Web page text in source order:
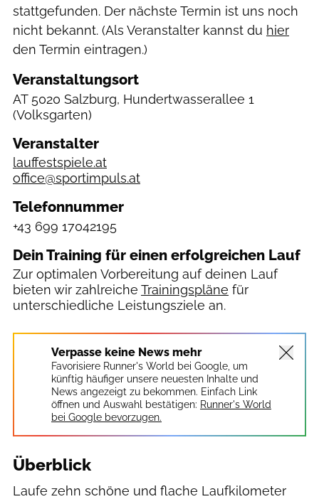
stattgefunden. Der nächste Termin ist uns noch
nicht bekannt. (Als Veranstalter kannst du hier
den Termin eintragen.)
Veranstaltungsort
AT 5020 Salzburg, Hundertwasserallee 1
(Volksgarten)
Veranstalter
lauffestspiele.at
office@sportimpuls.at
Telefonnummer
+43 699 17042195
Dein Training für einen erfolgreichen Lauf
Zur optimalen Vorbereitung auf deinen Lauf
bieten wir zahlreiche Trainingspläne für
unterschiedliche Leistungsziele an.
Verpasse keine News mehr
Favorisiere Runner's World bei Google, um
künftig häufiger unsere neuesten Inhalte und
News angezeigt zu bekommen. Einfach Link
öffnen und Auswahl bestätigen: Runner's World
bei Google bevorzugen.
Überblick
Laufe zehn schöne und flache Laufkilometer